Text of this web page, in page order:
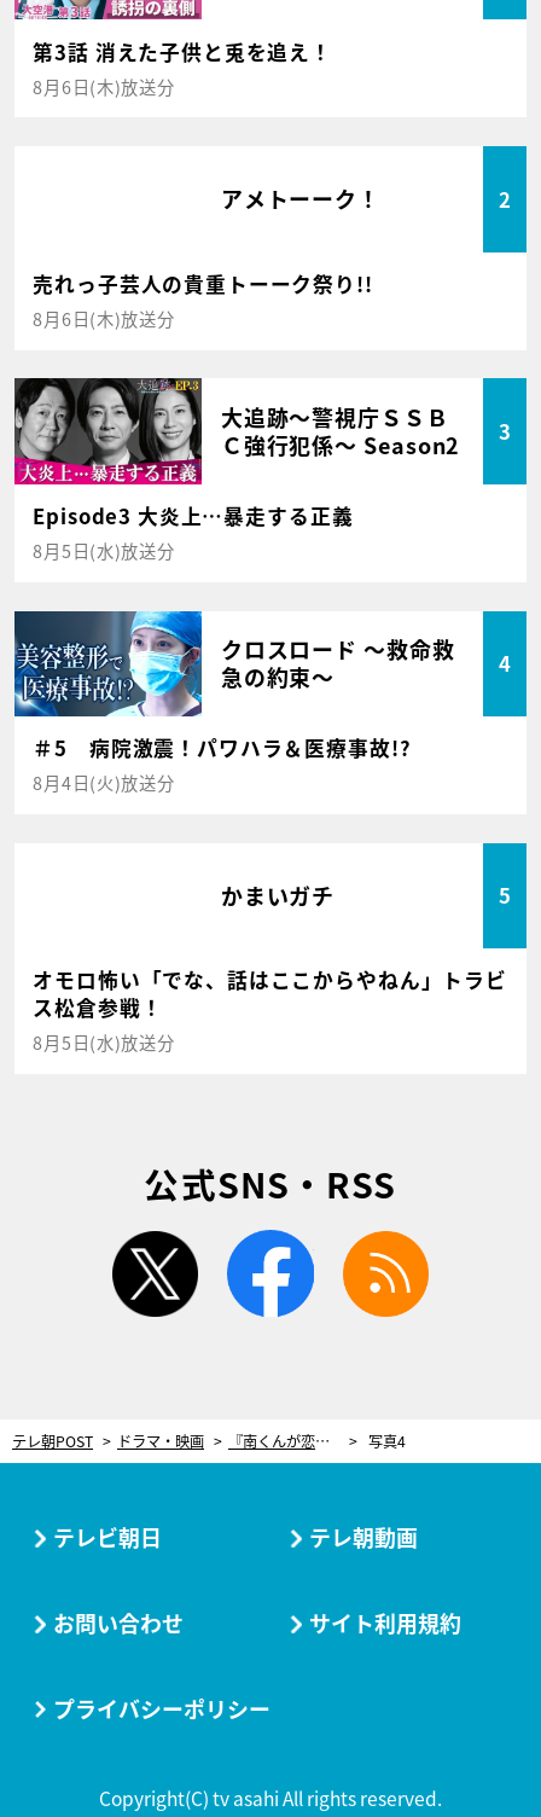
第3話 消えた子供と兎を追え！
8月6日(木)放送分
アメトーーク！ 2
売れっ子芸人の貴重トーーク祭り!!
8月6日(木)放送分
大追跡～警視庁ＳＳＢ
Ｃ強行犯係～ Season2
3
Episode3 大炎上…暴走する正義
8月5日(水)放送分
クロスロード ～救命救
急の約束～
4
＃5 病院激震！パワハラ＆医療事故!?
8月4日(火)放送分
かまいガチ 5
オモロ怖い「でな、話はここからやねん」トラビ
ス松倉参戦！
8月5日(水)放送分
公式SNS・RSS
twitter facebook
テレ朝POST ドラマ・映画 『南くんが恋人!?』第1話、「チューするか」南くんが“励ましキス”で理想の彼氏ぶり発揮！ 写真4
テレビ朝日 テレ朝動画
お問い合わせ サイト利用規約
プライバシーポリシー
Copyright(C) tv asahi All rights reserved.